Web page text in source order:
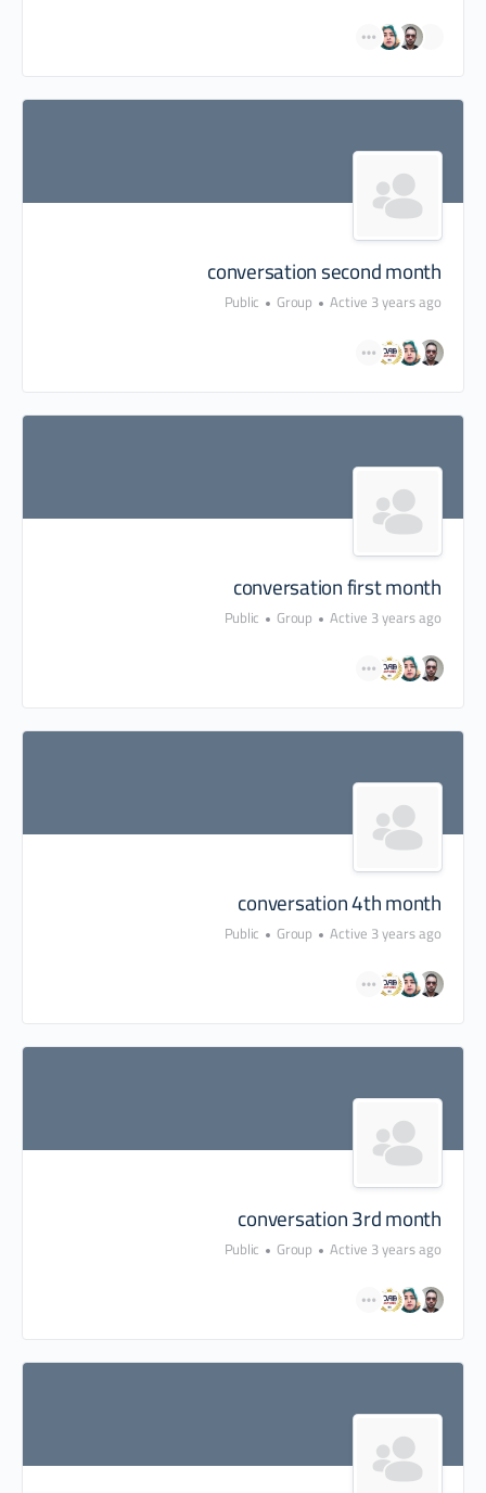
conversation second month
Public Group Active 3 years ago
conversation first month
Public Group Active 3 years ago
conversation 4th month
Public Group Active 3 years ago
conversation 3rd month
Public Group Active 3 years ago